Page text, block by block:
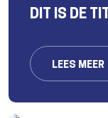
DIT IS DE
LEES MEER